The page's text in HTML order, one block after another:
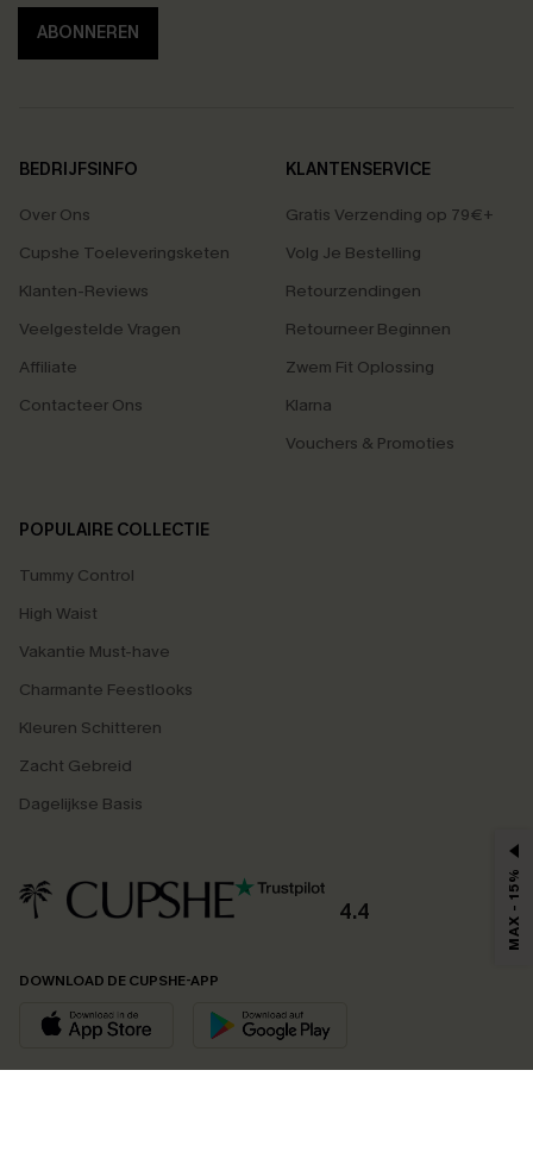
ABONNEREN
BEDRIJFSINFO
Over Ons
Cupshe Toeleveringsketen
Klanten-Reviews
Veelgestelde Vragen
Affiliate
Contacteer Ons
KLANTENSERVICE
Gratis Verzending op 79€+
Volg Je Bestelling
Retourzendingen
Retourneer Beginnen
Zwem Fit Oplossing
Klarna
Vouchers & Promoties
POPULAIRE COLLECTIE
Tummy Control
High Waist
Vakantie Must-have
Charmante Feestlooks
Kleuren Schitteren
Zacht Gebreid
Dagelijkse Basis
4.4
DOWNLOAD DE CUPSHE-APP
MAX - 15%